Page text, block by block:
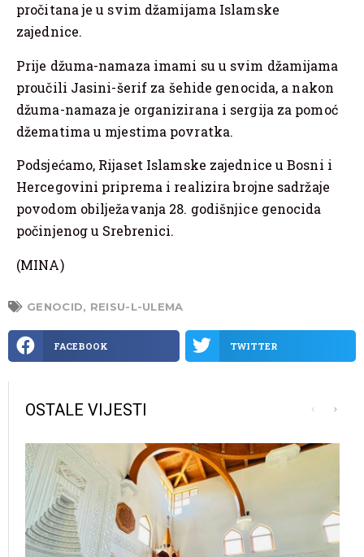
pročitana je u svim džamijama Islamske
zajednice.
Prije džuma-namaza imami su u svim džamijama
proučili Jasini-šerif za šehide genocida, a nakon
džuma-namaza je organizirana i sergija za pomoć
džematima u mjestima povratka.
Podsjećamo, Rijaset Islamske zajednice u Bosni i
Hercegovini priprema i realizira brojne sadržaje
povodom obilježavanja 28. godišnjice genocida
počinjenog u Srebrenici.
(MINA)
GENOCID, REISU-L-ULEMA
FACEBOOK TWITTER
OSTALE VIJESTI